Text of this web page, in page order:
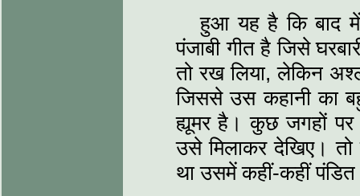
हुआ यह है कि बाद
पंजाबी गीत है जिसे
तो रख लिया, लेकिन
जिससे उस कहानी का
ह्यूमर है। कुछ जगहों पर
उसे मिलाकर देखिए।
था उसमें कहीं-कहीं पंडित